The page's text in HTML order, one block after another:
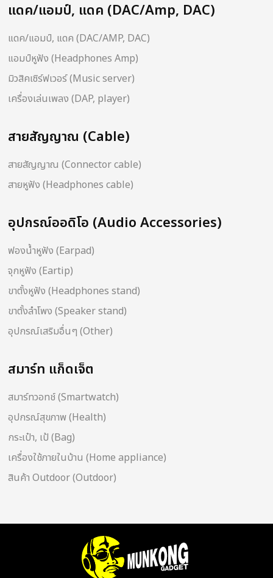
แดค/แอมป์, แดค (DAC/Amp, DAC)
แดค/แอมป์, แดค (DAC/AMP, DAC)
แอมป์หูฟัง (Headphones Amp)
มิวสิคเซิร์ฟเวอร์ (Music server)
เครื่องเล่นเพลง (DAP, player)
สายสัญญาณ (Cable)
สายสัญญาณ (Connector cable)
สายหูฟัง (Headphones cable)
อุปกรณ์ออดิโอ (Audio Accessories)
ฟองน้ำหูฟัง (Earpad)
จุกหูฟัง (Eartip)
ขาตั้งหูฟัง (Headphones stand)
ขาตั้งลำโพง (Speaker stand)
อุปกรณ์เสริมอื่นๆ (Other)
สมาร์ท แก็ดเจ็ต
สมาร์ทวอทช์ (Smartwatch)
อุปกรณ์สุขภาพ (Health)
กระเป๋า, เป้ (Bag)
เครื่องใช้ภายในบ้าน (Home appliance)
สินค้า Outdoor (Outdoor)